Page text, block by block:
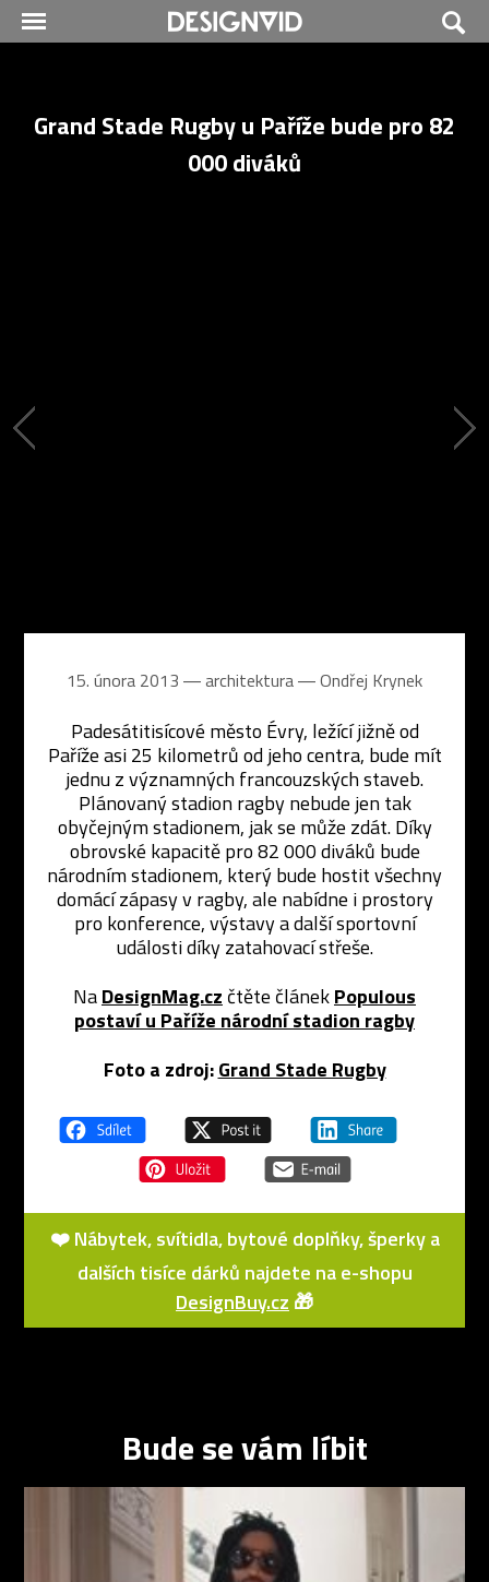
Grand Stade Rugby u Paříže bude pro 82
000 diváků
15. února 2013 ― architektura ―Ondřej Krynek
Padesátitisícové město Évry, ležící jižně od
Paříže asi 25 kilometrů od jeho centra, bude mít
jednu z významných francouzských staveb.
Plánovaný stadion ragby nebude jen tak
obyčejným stadionem, jak se může zdát. Díky
obrovské kapacitě pro 82 000 diváků bude
národním stadionem, který bude hostit všechny
domácí zápasy v ragby, ale nabídne i prostory
pro konference, výstavy a další sportovní
události díky zatahovací střeše.
NaDesignMag.cz čtěte článekPopulous
postaví u Paříže národní stadion ragby
Foto a zdroj: Grand Stade Rugby
❤️ Nábytek, svítidla, bytové doplňky, šperky a
dalších tisíce dárků najdete na e-shopu
DesignBuy.cz 🎁
Bude se vám líbit